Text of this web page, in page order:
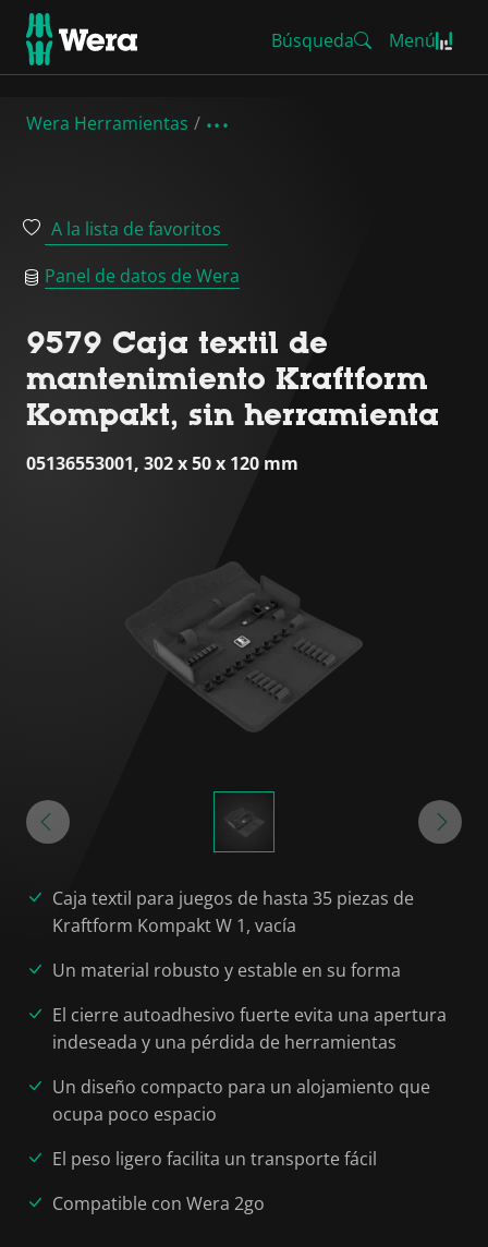
Búsqueda Menú
Wera Herramientas
A la lista de favoritos
Panel de datos de Wera
9579 Caja textil de
mantenimiento Kraftform
Kompakt, sin herramienta
05136553001, 302 x 50 x 120 mm
Caja textil para juegos de hasta 35 piezas de
Kraftform Kompakt W 1, vacía
Un material robusto y estable en su forma
El cierre autoadhesivo fuerte evita una apertura
indeseada y una pérdida de herramientas
Un diseño compacto para un alojamiento que
ocupa poco espacio
El peso ligero facilita un transporte fácil
Compatible con Wera 2go